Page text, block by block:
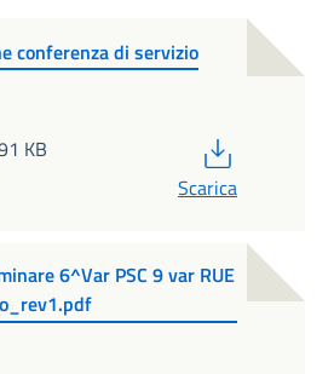
conferenza di servizio
KB
Scarica
6^Var PSC 9 var RUE